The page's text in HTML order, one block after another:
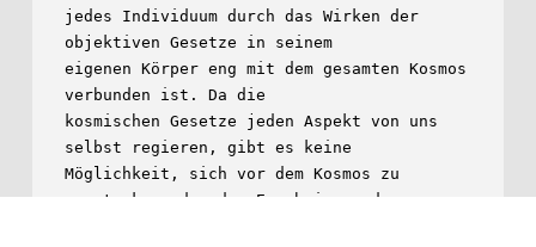
jedes Individuum durch das Wirken der
objektiven Gesetze in seinem
eigenen Körper eng mit dem gesamten Kosmos
verbunden ist. Da die
kosmischen Gesetze jeden Aspekt von uns
selbst regieren, gibt es keine
Möglichkeit, sich vor dem Kosmos zu
verstecken oder den Ergebnissen der